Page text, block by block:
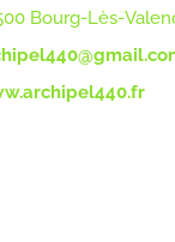
Bourg-Lès-